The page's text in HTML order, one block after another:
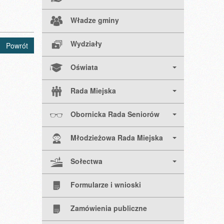
Władze gminy
Wydziały
Oświata
Rada Miejska
Obornicka Rada Seniorów
Młodzieżowa Rada Miejska
Sołectwa
Formularze i wnioski
Zamówienia publiczne
Powrót